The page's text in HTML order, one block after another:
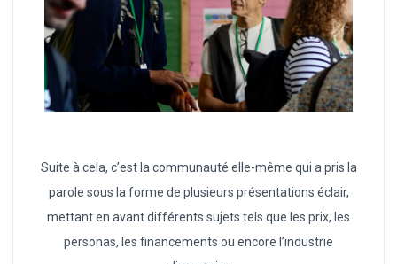
Suite à cela, c’est la communauté elle-même qui a pris la
parole sous la forme de plusieurs présentations éclair,
mettant en avant différents sujets tels que les prix, les
personas, les financements ou encore l’industrie